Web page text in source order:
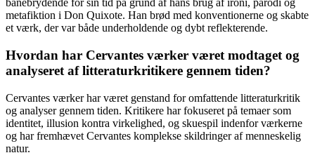
banebrydende for sin tid på grund af hans brug af ironi, parodi og
metafiktion i Don Quixote. Han brød med konventionerne og skabte
et værk, der var både underholdende og dybt reflekterende.
Hvordan har Cervantes værker været modtaget og
analyseret af litteraturkritikere gennem tiden?
Cervantes værker har været genstand for omfattende litteraturkritik
og analyser gennem tiden. Kritikere har fokuseret på temaer som
identitet, illusion kontra virkelighed, og skuespil indenfor værkerne
og har fremhævet Cervantes komplekse skildringer af menneskelig
natur.